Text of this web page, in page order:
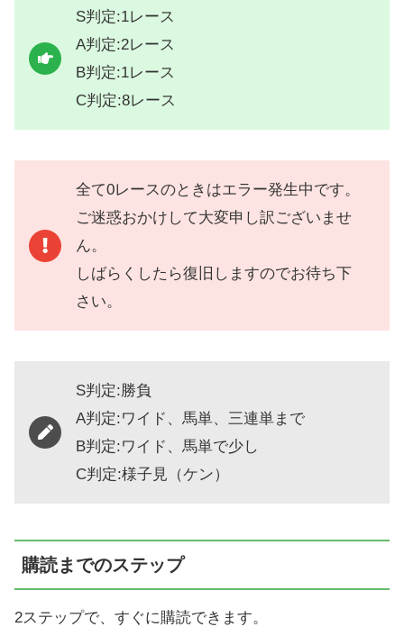
S判定:1レース
A判定:2レース
B判定:1レース
C判定:8レース
全て0レースのときはエラー発生中です。
ご迷惑おかけして大変申し訳ございませ
ん。
しばらくしたら復旧しますのでお待ち下
さい。
S判定:勝負
A判定:ワイド、馬単、三連単まで
B判定:ワイド、馬単で少し
C判定:様子見（ケン）
購読までのステップ
2ステップで、すぐに購読できます。